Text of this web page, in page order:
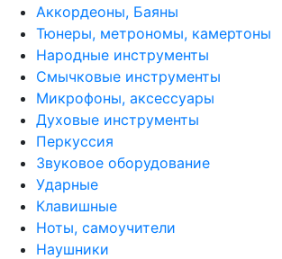
Аккордеоны, Баяны
Тюнеры, метрономы, камертоны
Народные инструменты
Смычковые инструменты
Микрофоны, аксессуары
Духовые инструменты
Перкуссия
Звуковое оборудование
Ударные
Клавишные
Ноты, самоучители
Наушники